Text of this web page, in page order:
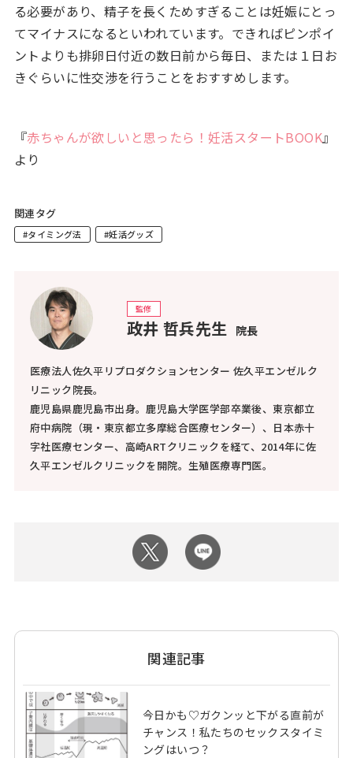
る必要があり、精子を長くためすぎることは妊娠にとっ
てマイナスになるといわれています。できればピンポイ
ントよりも排卵日付近の数日前から毎日、または１日お
きぐらいに性交渉を行うことをおすすめします。
『赤ちゃんが欲しいと思ったら！妊活スタートBOOK』
より
関連タグ
#タイミング法 #妊活グッズ
監修
政井 哲兵先生 院長
医療法人佐久平リプロダクションセンター 佐久平エンゼルク
リニック院長。
鹿児島県鹿児島市出身。鹿児島大学医学部卒業後、東京都立
府中病院（現・東京都立多摩総合医療センター）、日本赤十
字社医療センター、高崎ARTクリニックを経て、2014年に佐
久平エンゼルクリニックを開院。生殖医療専門医。
関連記事
今日かも♡ガクンッと下がる直前が
チャンス！私たちのセックスタイミ
ングはいつ？